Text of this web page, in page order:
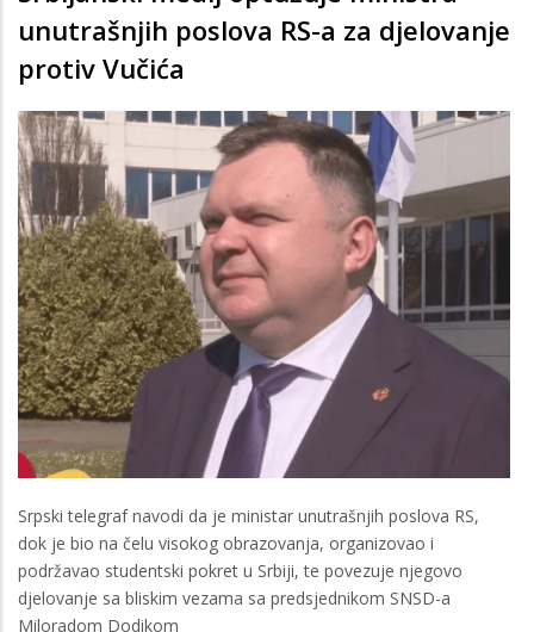
unutrašnjih poslova RS-a za djelovanje
protiv Vučića
Srpski telegraf navodi da je ministar unutrašnjih poslova RS,
dok je bio na čelu visokog obrazovanja, organizovao i
podržavao studentski pokret u Srbiji, te povezuje njegovo
djelovanje sa bliskim vezama sa predsjednikom SNSD-a
Miloradom Dodikom